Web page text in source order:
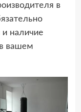
в
и наличие
вашем